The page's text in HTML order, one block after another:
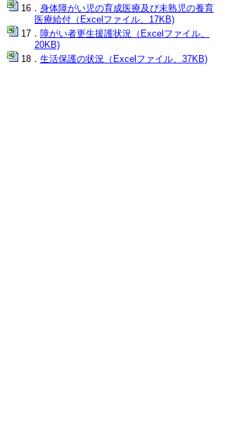
身体障がい児の育成医療及び未熟児の養育
医療給付（Excelファイル、17KB)
障がい者更生援護状況（Excelファイル、
20KB)
生活保護の状況（Excelファイル、37KB)